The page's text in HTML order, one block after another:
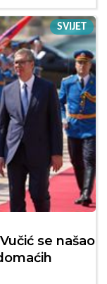
SVIJET
se našao